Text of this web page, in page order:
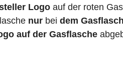
Logo auf der roten
nur bei dem
auf der Gasflasche